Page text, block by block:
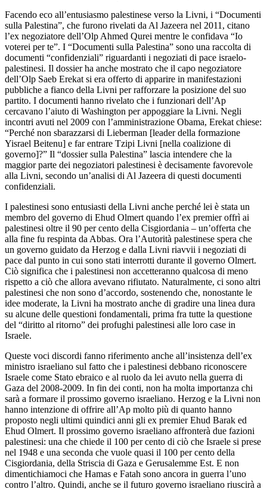
Facendo eco all’entusiasmo palestinese verso la Livni, i “Documenti
sulla Palestina”, che furono rivelati da Al Jazeera nel 2011, citano
l’ex negoziatore dell’Olp Ahmed Qurei mentre le confidava “Io
voterei per te”. I “Documenti sulla Palestina” sono una raccolta di
documenti “confidenziali” riguardanti i negoziati di pace israelo-
palestinesi. Il dossier ha anche mostrato che il capo negoziatore
dell’Olp Saeb Erekat si era offerto di apparire in manifestazioni
pubbliche a fianco della Livni per rafforzare la posizione del suo
partito. I documenti hanno rivelato che i funzionari dell’Ap
cercavano l’aiuto di Washington per appoggiare la Livni. Negli
incontri avuti nel 2009 con l’amministrazione Obama, Erekat chiese:
“Perché non sbarazzarsi di Lieberman [leader della formazione
Yisrael Beitenu] e far entrare Tzipi Livni [nella coalizione di
governo]?” Il “dossier sulla Palestina” lascia intendere che la
maggior parte dei negoziatori palestinesi è decisamente favorevole
alla Livni, secondo un’analisi di Al Jazeera di questi documenti
confidenziali.
I palestinesi sono entusiasti della Livni anche perché lei è stata un
membro del governo di Ehud Olmert quando l’ex premier offrì ai
palestinesi oltre il 90 per cento della Cisgiordania – un’offerta che
alla fine fu respinta da Abbas. Ora l’Autorità palestinese spera che
un governo guidato da Herzog e dalla Livni riavvii i negoziati di
pace dal punto in cui sono stati interrotti durante il governo Olmert.
Ciò significa che i palestinesi non accetteranno qualcosa di meno
rispetto a ciò che allora avevano rifiutato. Naturalmente, ci sono altri
palestinesi che non sono d’accordo, sostenendo che, nonostante le
idee moderate, la Livni ha mostrato anche di gradire una linea dura
su alcune delle questioni fondamentali, prima fra tutte la questione
del “diritto al ritorno” dei profughi palestinesi alle loro case in
Israele.
Queste voci discordi fanno riferimento anche all’insistenza dell’ex
ministro israeliano sul fatto che i palestinesi debbano riconoscere
Israele come Stato ebraico e al ruolo da lei avuto nella guerra di
Gaza del 2008-2009. In fin dei conti, non ha molta importanza chi
sarà a formare il prossimo governo israeliano. Herzog e la Livni non
hanno intenzione di offrire all’Ap molto più di quanto hanno
proposto negli ultimi quindici anni gli ex premier Ehud Barak ed
Ehud Olmert. Il prossimo governo israeliano affronterà due fazioni
palestinesi: una che chiede il 100 per cento di ciò che Israele si prese
nel 1948 e una seconda che vuole quasi il 100 per cento della
Cisgiordania, della Striscia di Gaza e Gerusalemme Est. E non
dimentichiamoci che Hamas e Fatah sono ancora in guerra l’uno
contro l’altro. Quindi, anche se il futuro governo israeliano riuscirà a